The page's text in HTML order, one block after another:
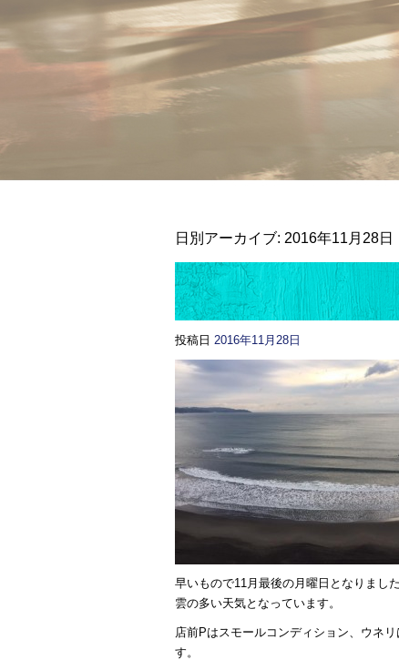
日別アーカイブ: 2016年11月28日
投稿日 2016年11月28日
早いもので11月最後の月曜日となりました
雲の多い天気となっています。
店前Pはスモールコンディション、ウネ
す。